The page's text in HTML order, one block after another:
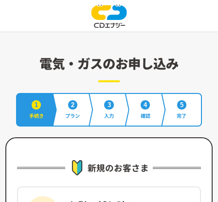
電気・ガスのお申し込み
1
手続き
2
プラン
3
入力
4
確認
5
完了
新規のお客さま